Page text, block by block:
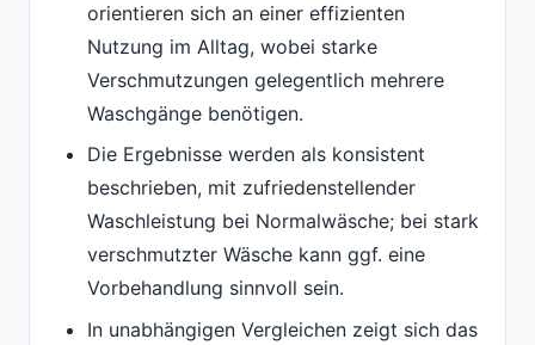
orientieren sich an einer effizienten
Nutzung im Alltag, wobei starke
Verschmutzungen gelegentlich mehrere
Waschgänge benötigen.
Die Ergebnisse werden als konsistent
beschrieben, mit zufriedenstellender
Waschleistung bei Normalwäsche; bei stark
verschmutzter Wäsche kann ggf. eine
Vorbehandlung sinnvoll sein.
In unabhängigen Vergleichen zeigt sich das